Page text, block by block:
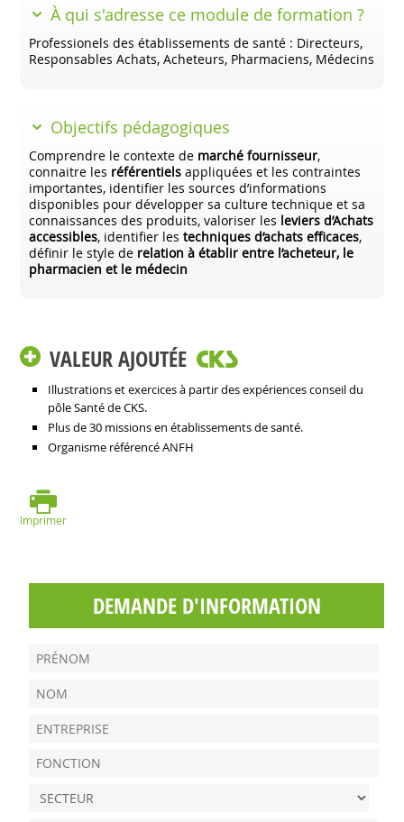
À qui s'adresse ce module de formation ?
Professionels des établissements de santé : Directeurs,
Responsables Achats, Acheteurs, Pharmaciens, Médecins
Objectifs pédagogiques
Comprendre le contexte de marché fournisseur,
connaitre les référentiels appliquées et les contraintes
importantes, identifier les sources d’informations
disponibles pour développer sa culture technique et sa
connaissances des produits, valoriser les leviers d’Achats
accessibles, identifier lestechniques d’achats efficaces,
définir le style de relation à établir entre l’acheteur, le
pharmacien et le médecin
VALEUR AJOUTÉE
Illustrations et exercices à partir des expériences conseil du
pôle Santé de CKS.
Plus de 30 missions en établissements de santé.
Organisme référencé ANFH
Imprimer
DEMANDE D'INFORMATION